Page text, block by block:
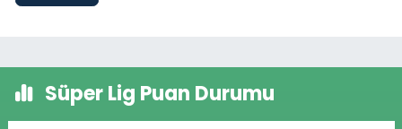
Süper Lig Puan Durumu